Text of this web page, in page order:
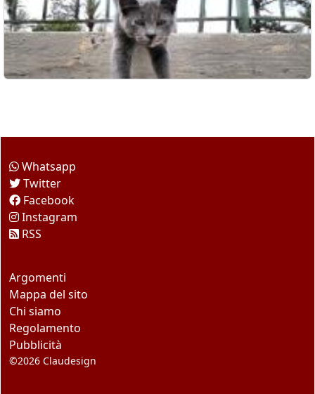
Whatsapp
Twitter
Facebook
Instagram
RSS
Argomenti
Mappa del sito
Chi siamo
Regolamento
Pubblicità
©2026 Claudesign